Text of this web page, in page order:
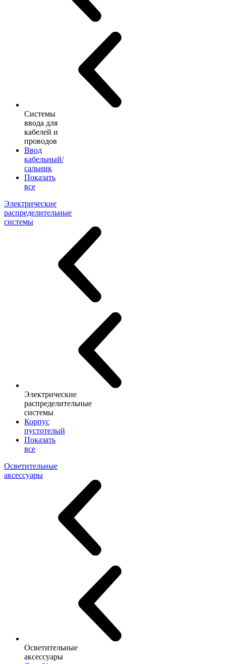
Системы
ввода для
кабелей и
проводов
Ввод
кабельный/
сальник
Показать
все
Электрические
распределительные
системы
Электрические
распределительные
системы
Корпус
пустотелый
Показать
все
Осветительные
аксессуары
Осветительные
аксессуары